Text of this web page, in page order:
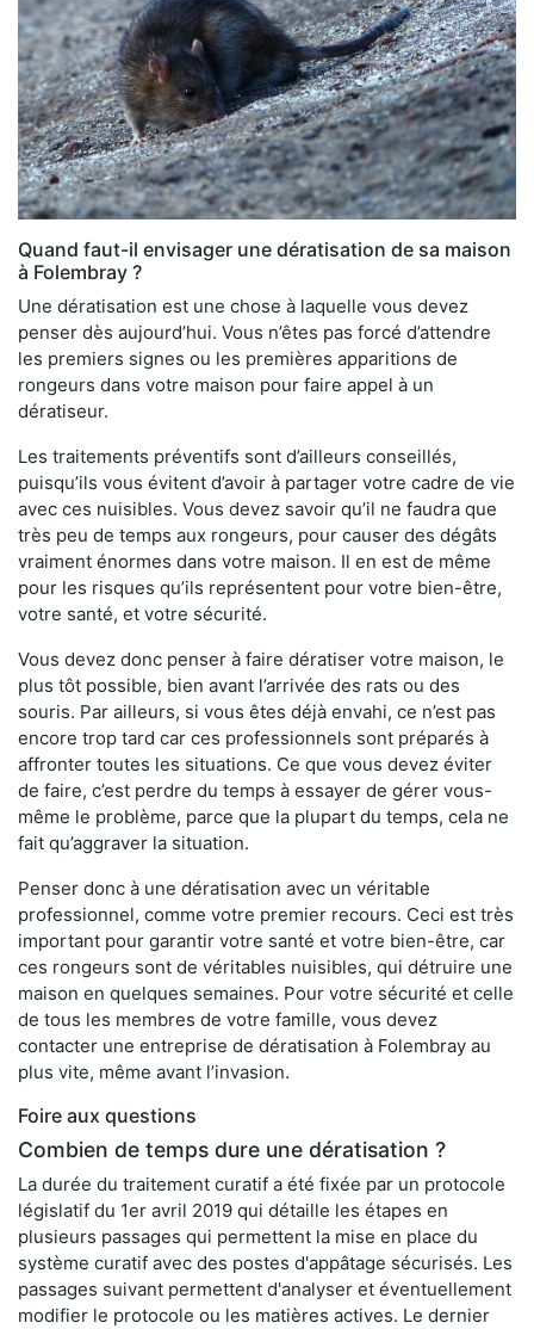
Quand faut-il envisager une dératisation de sa maison
à Folembray ?
Une dératisation est une chose à laquelle vous devez
penser dès aujourd’hui. Vous n’êtes pas forcé d’attendre
les premiers signes ou les premières apparitions de
rongeurs dans votre maison pour faire appel à un
dératiseur.
Les traitements préventifs sont d’ailleurs conseillés,
puisqu’ils vous évitent d’avoir à partager votre cadre de vie
avec ces nuisibles. Vous devez savoir qu’il ne faudra que
très peu de temps aux rongeurs, pour causer des dégâts
vraiment énormes dans votre maison. Il en est de même
pour les risques qu’ils représentent pour votre bien-être,
votre santé, et votre sécurité.
Vous devez donc penser à faire dératiser votre maison, le
plus tôt possible, bien avant l’arrivée des rats ou des
souris. Par ailleurs, si vous êtes déjà envahi, ce n’est pas
encore trop tard car ces professionnels sont préparés à
affronter toutes les situations. Ce que vous devez éviter
de faire, c’est perdre du temps à essayer de gérer vous-
même le problème, parce que la plupart du temps, cela ne
fait qu’aggraver la situation.
Penser donc à une dératisation avec un véritable
professionnel, comme votre premier recours. Ceci est très
important pour garantir votre santé et votre bien-être, car
ces rongeurs sont de véritables nuisibles, qui détruire une
maison en quelques semaines. Pour votre sécurité et celle
de tous les membres de votre famille, vous devez
contacter une entreprise de dératisation à Folembray au
plus vite, même avant l’invasion.
Foire aux questions
Combien de temps dure une dératisation ?
La durée du traitement curatif a été fixée par un protocole
législatif du 1er avril 2019 qui détaille les étapes en
plusieurs passages qui permettent la mise en place du
système curatif avec des postes d'appâtage sécurisés. Les
passages suivant permettent d'analyser et éventuellement
modifier le protocole ou les matières actives. Le dernier